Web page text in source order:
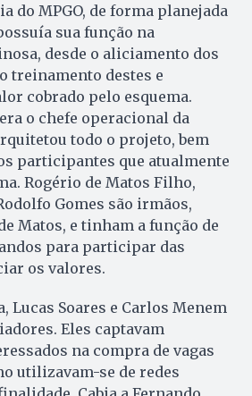
do MPGO, de forma planejada
sua função na
desde o aliciamento dos
treinamento destes e
cobrado pelo esquema.
o chefe operacional da
todo o projeto, bem
participantes que atualmente
Rogério de Matos Filho,
Gomes são irmãos,
Matos, e tinham a função de
para participar das
os valores.
Lucas Soares e Carlos Menem
Eles captavam
na compra de vagas
utilizavam-se de redes